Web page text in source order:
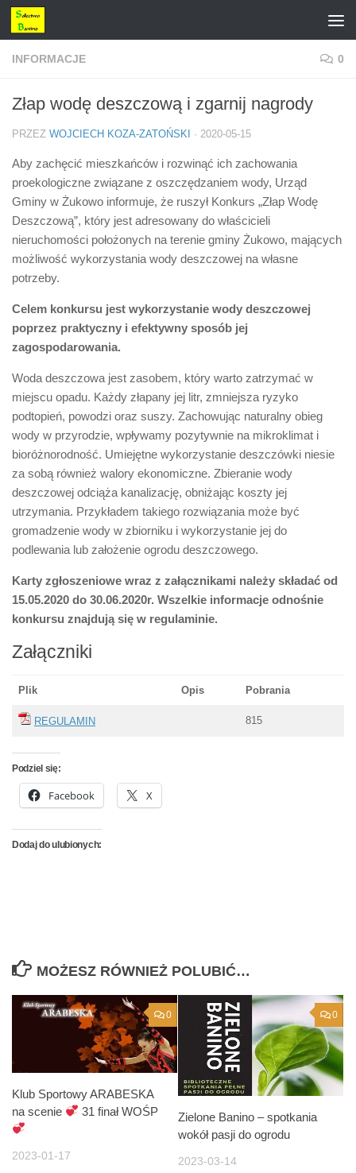
Przejdź do treści
INFORMACJE 0
Złap wodę deszczową i zgarnij nagrody
PRZEZ WOJCIECH KOZA-ZATOŃSKI · 2020-05-15
Aby zachęcić mieszkańców i rozwinąć ich zachowania
proekologiczne związane z oszczędzaniem wody, Urząd
Gminy w Żukowo informuje, że ruszył Konkurs „Złap Wodę
Deszczową”, który jest adresowany do właścicieli
nieruchomości położonych na terenie gminy Żukowo, mających
możliwość wykorzystania wody deszczowej na własne
potrzeby.
Celem konkursu jest wykorzystanie wody deszczowej
poprzez praktyczny i efektywny sposób jej
zagospodarowania.
Woda deszczowa jest zasobem, który warto zatrzymać w
miejscu opadu. Każdy złapany jej litr, zmniejsza ryzyko
podtopień, powodzi oraz suszy. Zachowując naturalny obieg
wody w przyrodzie, wpływamy pozytywnie na mikroklimat i
bioróżnorodność. Umiejętne wykorzystanie deszczówki niesie
za sobą również walory ekonomiczne. Zbieranie wody
deszczowej odciąża kanalizację, obniżając koszty jej
utrzymania. Przykładem takiego rozwiązania może być
gromadzenie wody w zbiorniku i wykorzystanie jej do
podlewania lub założenie ogrodu deszczowego.
Karty zgłoszeniowe wraz z załącznikami należy składać od
15.05.2020 do 30.06.2020r. Wszelkie informacje odnośnie
konkursu znajdują się w regulaminie.
Załączniki
Plik Opis Pobrania
REGULAMIN 815
Podziel się:
Facebook X
Dodaj do ulubionych:
MOŻESZ RÓWNIEŻ POLUBIĆ…
0
Klub Sportowy ARABESKA
na scenie
31 finał WOŚP
2023-01-17
0
Zielone Banino – spotkania
wokół pasji do ogrodu
2023-03-14